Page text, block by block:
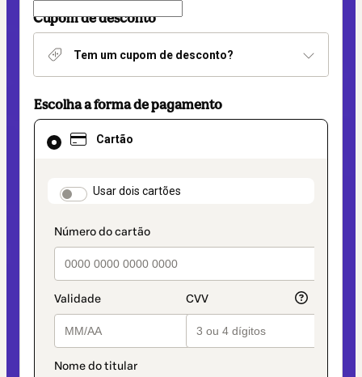
Cupom de desconto
Tem um cupom de desconto?
Escolha a forma de pagamento
Cartão
payment_data.section_title_v2
Usar dois cartões
Cartão
selecionado
pagamento